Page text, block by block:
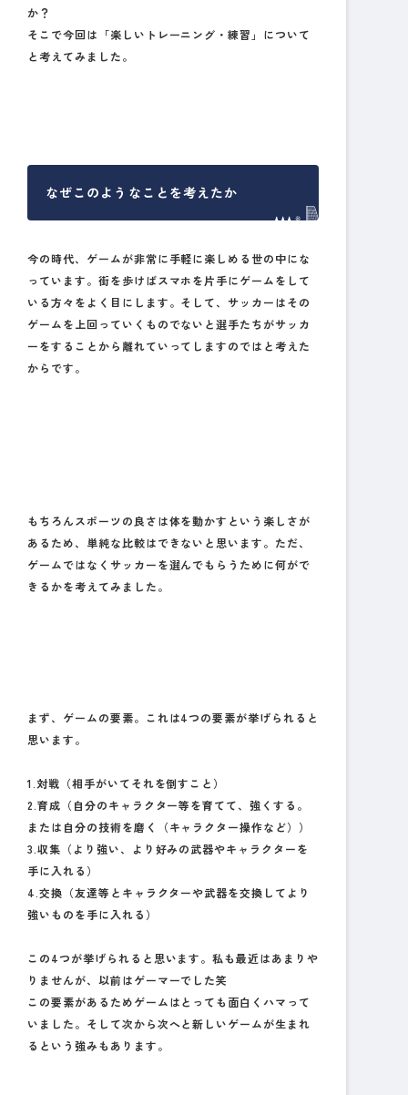
か？
そこで今回は「楽しいトレーニング・練習」について
と考えてみました。
なぜこのようなことを考えたか
今の時代、ゲームが非常に手軽に楽しめる世の中にな
っています。街を歩けばスマホを片手にゲームをして
いる方々をよく目にします。そして、サッカーはその
ゲームを上回っていくものでないと選手たちがサッカ
ーをすることから離れていってしますのではと考えた
からです。
もちろんスポーツの良さは体を動かすという楽しさが
あるため、単純な比較はできないと思います。ただ、
ゲームではなくサッカーを選んでもらうために何がで
きるかを考えてみました。
まず、ゲームの要素。これは4つの要素が挙げられると
思います。
1.対戦（相手がいてそれを倒すこと）
2.育成（自分のキャラクター等を育てて、強くする。
または自分の技術を磨く（キャラクター操作など））
3.収集（より強い、より好みの武器やキャラクターを
手に入れる）
4.交換（友達等とキャラクターや武器を交換してより
強いものを手に入れる）
この4つが挙げられると思います。私も最近はあまりや
りませんが、以前はゲーマーでした笑
この要素があるためゲームはとっても面白くハマって
いました。そして次から次へと新しいゲームが生まれ
るという強みもあります。